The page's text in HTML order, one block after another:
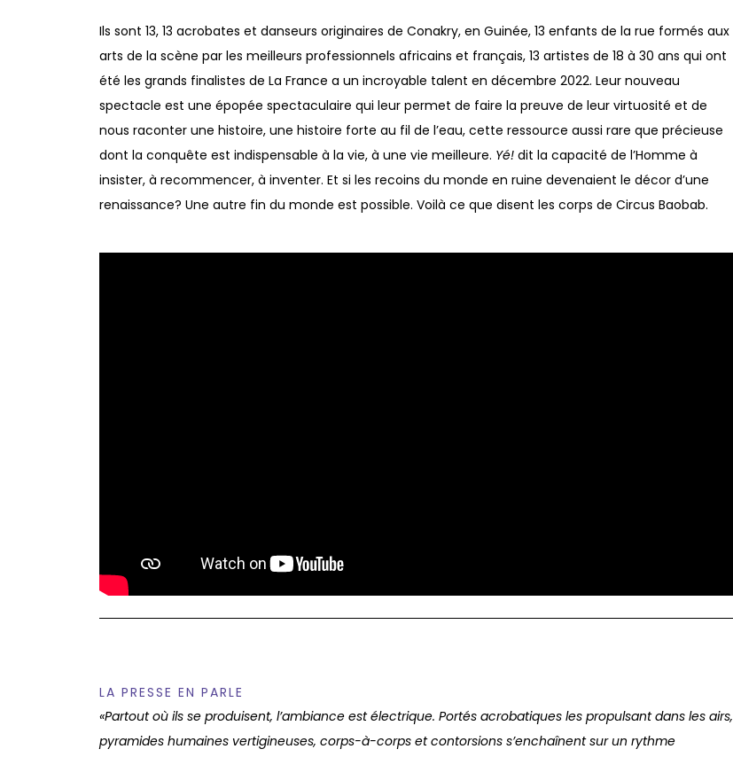
Ils sont 13, 13 acrobates et danseurs originaires de Conakry, en Guinée, 13 enfants de la rue formés aux
arts de la scène par les meilleurs professionnels africains et français, 13 artistes de 18 à 30 ans qui ont
été les grands finalistes de La France a un incroyable talent en décembre 2022. Leur nouveau
spectacle est une épopée spectaculaire qui leur permet de faire la preuve de leur virtuosité et de
nous raconter une histoire, une histoire forte au fil de l’eau, cette ressource aussi rare que précieuse
dont la conquête est indispensable à la vie, à une vie meilleure. Yé! dit la capacité de l’Homme à
insister, à recommencer, à inventer. Et si les recoins du monde en ruine devenaient le décor d’une
renaissance? Une autre fin du monde est possible. Voilà ce que disent les corps de Circus Baobab.
LA PRESSE EN PARLE
«Partout où ils se produisent, l’ambiance est électrique. Portés acrobatiques les propulsant dans les airs,
pyramides humaines vertigineuses, corps-à-corps et contorsions s’enchaînent sur un rythme